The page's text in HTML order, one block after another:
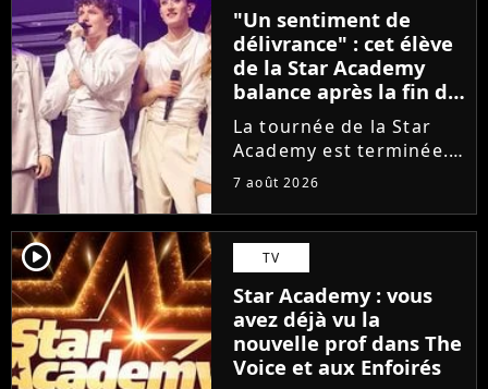
"Un sentiment de
délivrance" : cet élève
de la Star Academy
balance après la fin de
la tournée
La tournée de la Star
Academy est terminée.
L'occasion pour les
projets solos. En
parallèle, cet élève sort
du silence et se dit
soulagé de ne plus être
sur...
7 août 2026
player2 TV
Star Academy : vous
avez déjà vu la
nouvelle prof dans The
Voice et aux Enfoirés